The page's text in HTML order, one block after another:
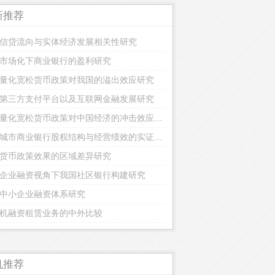
推荐
贷流向与实体经济发展相关性研究
场化下商业银行的盈利研究
化宽松货币政策对我国的溢出效应研究
三方支付平台以及互联网金融发展研究
币政策效果的区域差异研究
业融资视角下我国社区银行构建研究
小企业融资体系研究
融资租赁业务的中外比较
推荐